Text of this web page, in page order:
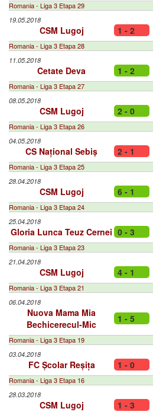
Romania - Liga 3 Etapa 29
19.05.2018
CSM Lugoj 1 - 2
Romania - Liga 3 Etapa 28
11.05.2018
Cetate Deva 1 - 2
Romania - Liga 3 Etapa 27
08.05.2018
CSM Lugoj 2 - 0
Romania - Liga 3 Etapa 26
04.05.2018
CS Național Sebiș 2 - 1
Romania - Liga 3 Etapa 25
28.04.2018
CSM Lugoj 6 - 1
Romania - Liga 3 Etapa 24
25.04.2018
Gloria Lunca Teuz Cernei 0 - 3
Romania - Liga 3 Etapa 23
21.04.2018
CSM Lugoj 4 - 1
Romania - Liga 3 Etapa 21
06.04.2018
Nuova Mama Mia
Bechicerecul-Mic
1 - 5
Romania - Liga 3 Etapa 19
03.04.2018
FC Școlar Reșița 1 - 0
Romania - Liga 3 Etapa 16
28.03.2018
CSM Lugoj 1 - 3